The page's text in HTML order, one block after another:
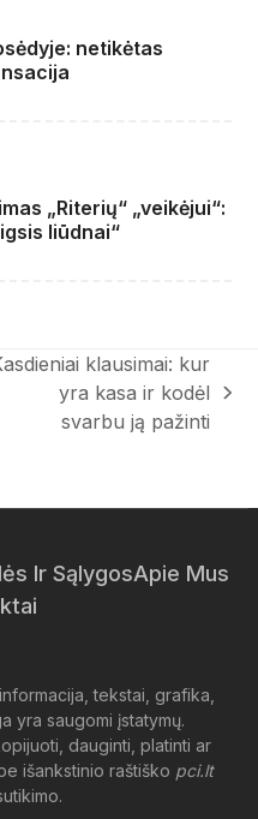
netikėtas
„Riterių“ „veikėjui“:
liūdnai“
klausimai: kur
yra kasa ir kodėl
svarbu ją pažinti
Ir SąlygosApie Mus
tekstai, grafika,
yra saugomi įstatymų.
dauginti, platinti ar
išankstinio raštiško pci.lt